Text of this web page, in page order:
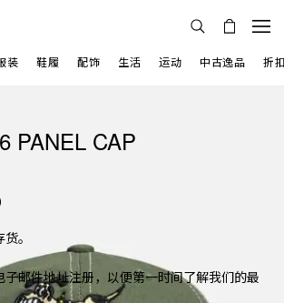
装 鞋履 配饰 生活 运动 中古逸品 折
PANEL CAP
。
邮件地址注册，以便第一时间了解我们的最